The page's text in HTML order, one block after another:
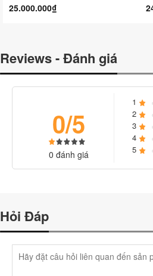
25.000.000₫
Reviews - Đánh giá
0/5
0 đánh giá
1
2
3
4
5
Hỏi Đáp